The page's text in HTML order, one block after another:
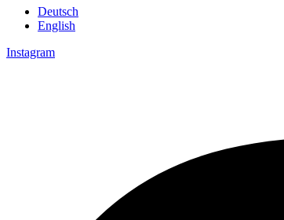
Deutsch
English
Instagram